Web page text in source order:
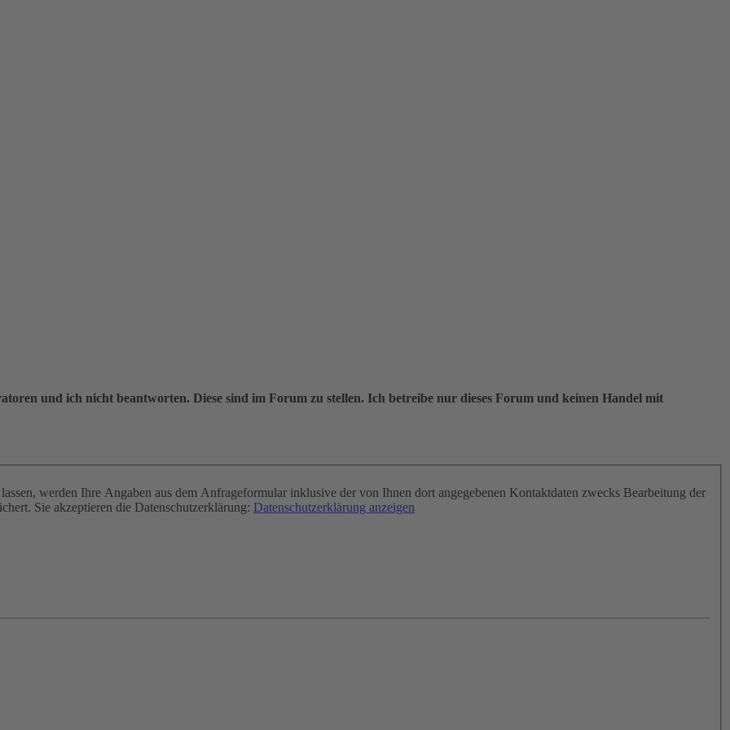
und ich nicht beantworten. Diese sind im Forum zu stellen. Ich betreibe nur dieses Forum und keinen Handel mit
werden Ihre Angaben aus dem Anfrageformular inklusive der von Ihnen dort angegebenen Kontaktdaten zwecks Bearbeitung der
Sie akzeptieren die Datenschutzerklärung: Datenschutzerklärung anzeigen